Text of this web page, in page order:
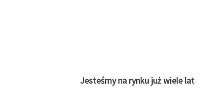
Jesteśmy na rynku już wiele lat